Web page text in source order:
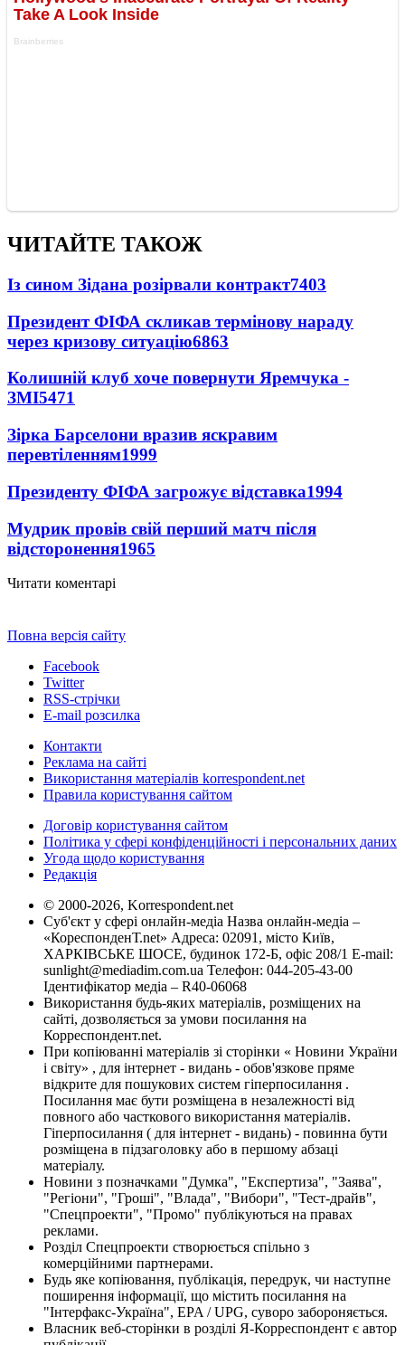
ЧИТАЙТЕ ТАКОЖ
Із сином Зідана розірвали контракт7403
Президент ФІФА скликав термінову нараду
через кризову ситуацію6863
Колишній клуб хоче повернути Яремчука -
ЗМІ5471
Зірка Барселони вразив яскравим
перевтіленням1999
Президенту ФІФА загрожує відставка1994
Мудрик провів свій перший матч після
відсторонення1965
Читати коментарі
Повна версія сайту
Facebook
Twitter
RSS-стрічки
E-mail розсилка
Контакти
Реклама на сайті
Використання матеріалів korrespondent.net
Правила користування сайтом
Договір користування сайтом
Політика у сфері конфіденційності і персональних даних
Угода щодо користування
Редакція
© 2000-2026, Korrespondent.net
Суб'єкт у сфері онлайн-медіа Назва онлайн-медіа –
«КореспонденТ.net» Адреса: 02091, місто Київ,
ХАРКІВСЬКЕ ШОСЕ, будинок 172-Б, офіс 208/1 E-mail:
sunlight@mediadim.com.ua Телефон: 044-205-43-00
Ідентифікатор медіа – R40-06068
Використання будь-яких матеріалів, розміщених на
сайті, дозволяється за умови посилання на
Корреспондент.net.
При копіюванні матеріалів зі сторінки « Новини України
і світу» , для інтернет - видань - обов'язкове пряме
відкрите для пошукових систем гіперпосилання .
Посилання має бути розміщена в незалежності від
повного або часткового використання матеріалів.
Гіперпосилання ( для інтернет - видань) - повинна бути
розміщена в підзаголовку або в першому абзаці
матеріалу.
Новини з позначками "Думка", "Експертиза", "Заява",
"Регіони", "Гроші", "Влада", "Вибори", "Тест-драйв",
"Спецпроекти", "Промо" публікуються на правах
реклами.
Розділ Спецпроекти створюється спільно з
комерційними партнерами.
Будь яке копіювання, публікація, передрук, чи наступне
поширення інформації, що містить посилання на
"Інтерфакс-Україна", EPA / UPG, суворо забороняється.
Власник веб-сторінки в розділі Я-Корреспондент є автор